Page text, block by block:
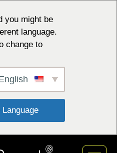
you might be
language.
change to: